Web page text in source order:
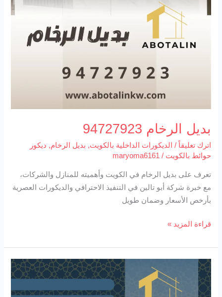
بديل الرخام 94727923
اترك تعليقاً / الديكورات الداخلية بالكويت, بديل الرخام, ديكور
حوائط بالكويت /
maryoma6161
تعرف على بديل الرخام في الكويت وأهميته للمنازل والشركات،
مع خبرة شركة أبو تالين في التنفيذ الاحترافي والديكورات العصرية
بأرخص الأسعار وضمان طويل
قراءة المزيد »
ديكور
تلفزيون
94727923